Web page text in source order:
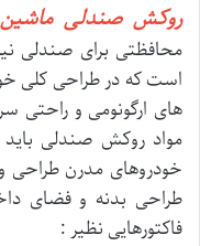
روکش صندلی ماشین
محافظتی برای صندلی
است که در طراحی کلی
های ارگونومی و راحتی
مواد روکش صندلی
خودروهای مدرن طراحی
طراحی بدنه و فضای
فاکتورهایی نظیر :